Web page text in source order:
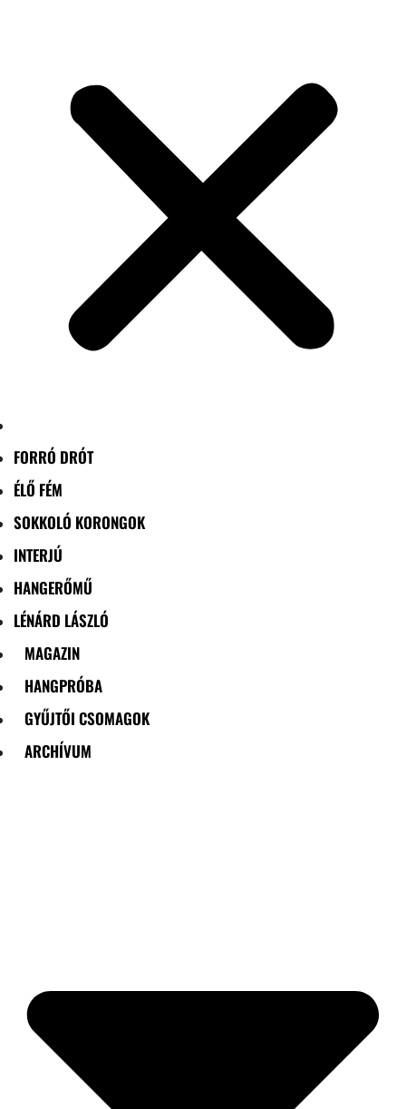
FORRÓ DRÓT
ÉLŐ FÉM
SOKKOLÓ KORONGOK
INTERJÚ
HANGERŐMŰ
LÉNÁRD LÁSZLÓ
MAGAZIN
HANGPRÓBA
GYŰJTŐI CSOMAGOK
ARCHÍVUM